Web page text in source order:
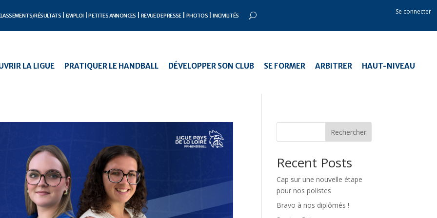
RÉSULTATS EMPLOI PETITES ANNONCES REVUE DE PRESSE PHOTOS INCIVILITÉS
Se connecter
LA LIGUE PRATIQUER LE HANDBALL DÉVELOPPER SON CLUB SE FORMER ARBITRER HAUT-NIVEAU
Rechercher
Recent Posts
Cap sur une nouvelle étape
pour nos polistes
Bravo à nos diplômés !